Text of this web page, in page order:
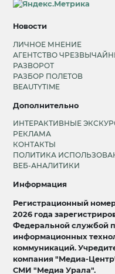
Новости
ЛИЧНОЕ МНЕНИЕ
АГЕНТСТВО
РАЗВОРОТ
РАЗБОР ПОЛЕТОВ
BEAUTYTIME
Дополнительно
ИНТЕРАКТИВНЫЕ
РЕКЛАМА
КОНТАКТЫ
ПОЛИТИКА
ВЕБ-АНАЛИТИКИ
Информация
Регистрационный
2026 года
Федеральной службой
информационных
коммуникаций.
компания "Медиа-
СМИ "Медиа Урала".